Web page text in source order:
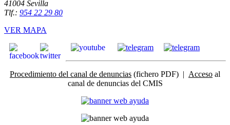
41004 Sevilla
Tlf.: 954 22 29 80
VER MAPA
Procedimiento del canal de denuncias (fichero PDF) | Acceso al
canal de denuncias del CMIS